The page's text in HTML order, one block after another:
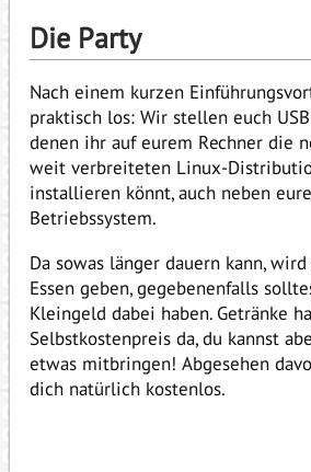
Die Party
Nach einem kurzen
praktisch los: Wir stellen euch
denen ihr auf eurem Rechner die
weit verbreiteten Linux-
installieren könnt, auch neben
Betriebssystem.
Da sowas länger dauern kann,
Essen geben, gegebenenfalls
Kleingeld dabei haben. Getränke
Selbstkostenpreis da, du kannst
etwas mitbringen! Abgesehen
dich natürlich kostenlos.